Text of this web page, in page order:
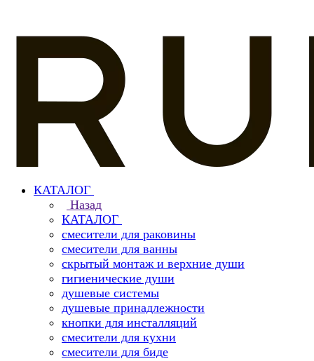
КАТАЛОГ
Назад
КАТАЛОГ
смесители для раковины
смесители для ванны
скрытый монтаж и верхние души
гигиенические души
душевые системы
душевые принадлежности
кнопки для инсталляций
смесители для кухни
смесители для биде